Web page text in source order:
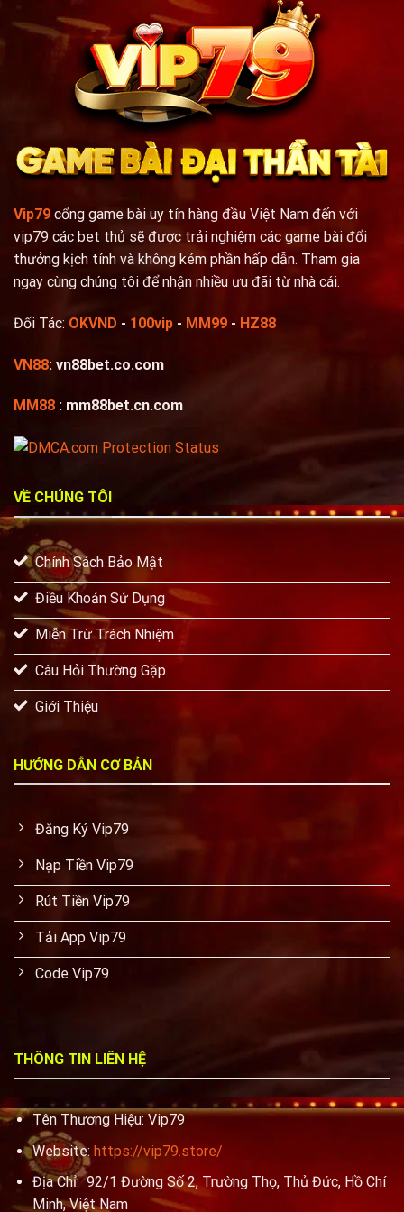
welches
Hochstlimit
liegt
in
2
Vip79 cổng game bài uy tín hàng đầu Việt Nam đến với
vip79 các bet thủ sẽ được trải nghiệm các game bài đổi
thưởng kịch tính và không kém phần hấp dẫn. Tham gia
ngay cùng chúng tôi để nhận nhiều ưu đãi từ nhà cái.
Đối Tác: OKVND - 100vip - MM99 - HZ88
VN88: vn88bet.co.com
MM88 : mm88bet.cn.com
VỀ CHÚNG TÔI
Chính Sách Bảo Mật
Điều Khoản Sử Dụng
Miễn Trừ Trách Nhiệm
Câu Hỏi Thường Gặp
Giới Thiệu
HƯỚNG DẪN CƠ BẢN
Đăng Ký Vip79
Nạp Tiền Vip79
Rút Tiền Vip79
Tải App Vip79
Code Vip79
THÔNG TIN LIÊN HỆ
Tên Thương Hiệu: Vip79
Website: https://vip79.store/
Địa Chỉ: 92/1 Đường Số 2, Trường Thọ, Thủ Đức, Hồ Chí
Minh, Việt Nam